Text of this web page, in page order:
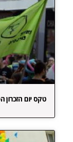
טקס יום הזכרון